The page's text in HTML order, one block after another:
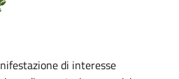
di interesse